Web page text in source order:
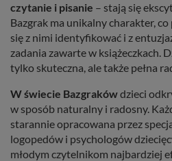
czytanie i pisanie – stają się
Bazgrak ma unikalny charakter,
się z nimi identyfikować i z
zadania zawarte w książeczkach.
tylko skuteczna, ale także pełna
W świecie Bazgrakówdzieci
w sposób naturalny i radosny.
starannie opracowana przez
logopedów i psychologów
młodym czytelnikom najbardziej